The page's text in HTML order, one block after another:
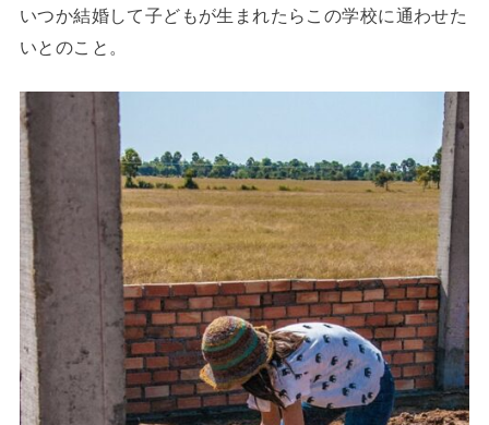
いつか結婚して子どもが生まれたらこの学校に通わせた
いとのこと。